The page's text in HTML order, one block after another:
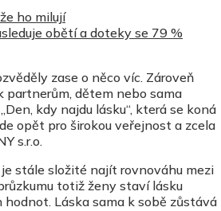
ho milují
obětí a doteky se 79 %
zase o něco víc. Zároveň
partnerům, dětem nebo sama
kdy najdu lásku“, která se koná
opět pro širokou veřejnost a zcela
s.r.o.
stále složité najít rovnováhu mezi
totiž ženy staví lásku
Láska sama k sobě zůstává